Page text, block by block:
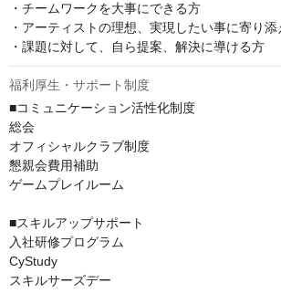
・チームワークを大事にできる方
・アーティストの理想、実現したい事に寄り添
・課題に対して、自ら提案、解決に導ける方
福利厚生・サポート制度
■コミュニケーション活性化制度
総会
オフィシャルクラブ制度
懇親会費用補助
ゲームプレイルーム
■スキルアップサポート
入社研修プログラム
CyStudy
スキルサーズデー